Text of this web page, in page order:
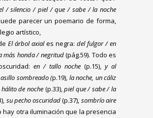
/ silencio / piel / que / sabe / la noche
parecer un poemario de forma,
artístico,
El árbol axiales negra: del fulgor / en
más honda / negritud(pág.59). Todo es
en / tallo noche (p.15), y al
sombreado (p.19), la noche, un cáliz
de noche(p.33),piel que / sabe / la
su pecho oscuridad(p.37), sombrío aire
hay otra iluminación que la presencia